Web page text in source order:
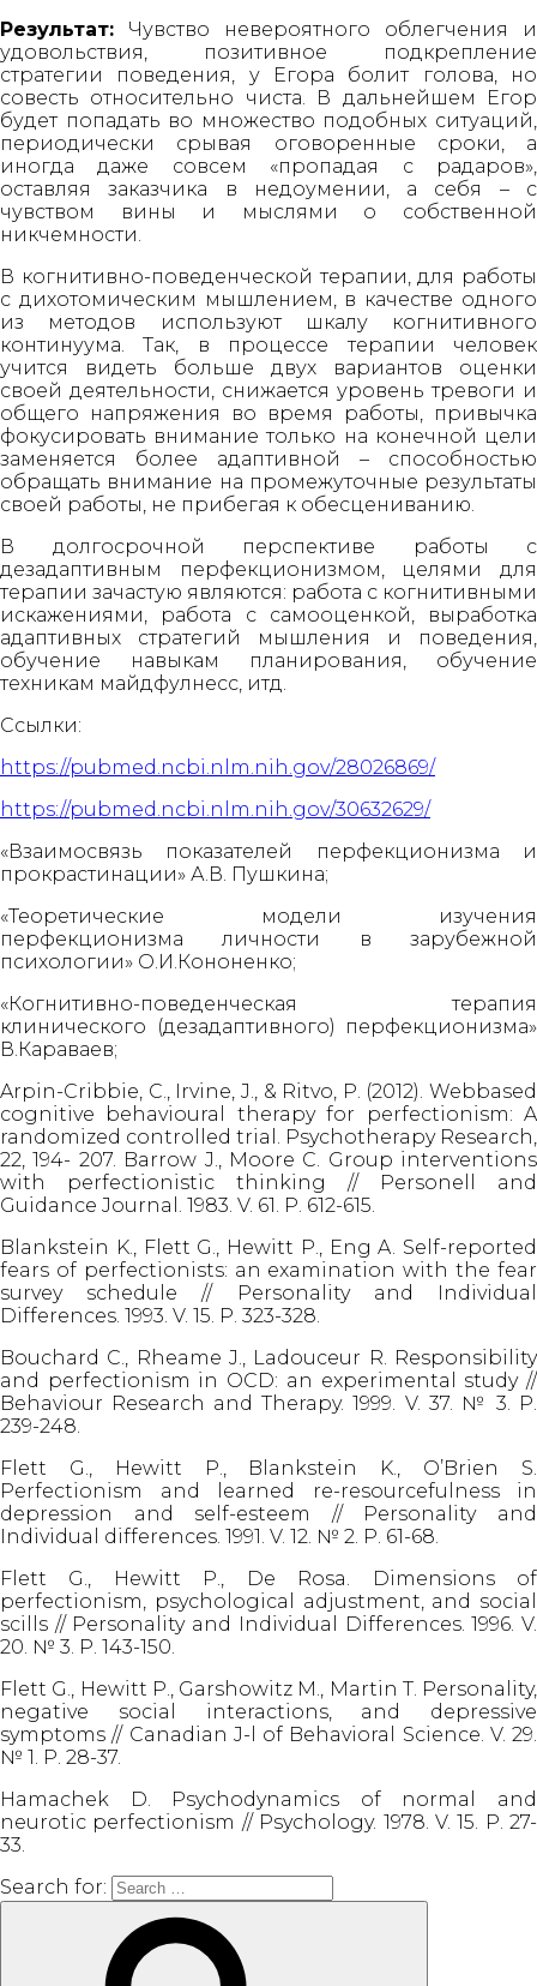
Результат: Чувство невероятного облегчения и
удовольствия, позитивное подкрепление
стратегии поведения, у Егора болит голова, но
совесть относительно чиста. В дальнейшем Егор
будет попадать во множество подобных ситуаций,
периодически срывая оговоренные сроки, а
иногда даже совсем «пропадая с радаров»,
оставляя заказчика в недоумении, а себя – с
чувством вины и мыслями о собственной
никчемности.
В когнитивно-поведенческой терапии, для работы
с дихотомическим мышлением, в качестве одного
из методов используют шкалу когнитивного
континуума. Так, в процессе терапии человек
учится видеть больше двух вариантов оценки
своей деятельности, снижается уровень тревоги и
общего напряжения во время работы, привычка
фокусировать внимание только на конечной цели
заменяется более адаптивной – способностью
обращать внимание на промежуточные результаты
своей работы, не прибегая к обесцениванию.
В долгосрочной перспективе работы с
дезадаптивным перфекционизмом, целями для
терапии зачастую являются: работа с когнитивными
искажениями, работа с самооценкой, выработка
адаптивных стратегий мышления и поведения,
обучение навыкам планирования, обучение
техникам майдфулнесс, итд.
Ссылки:
https://pubmed.ncbi.nlm.nih.gov/28026869/
https://pubmed.ncbi.nlm.nih.gov/30632629/
«Взаимосвязь показателей перфекционизма и
прокрастинации» А.В. Пушкина;
«Теоретические модели изучения
перфекционизма личности в зарубежной
психологии» О.И.Кононенко;
«Когнитивно-поведенческая терапия
клинического (дезадаптивного) перфекционизма»
В.Караваев;
Arpin-Cribbie, C., Irvine, J., & Ritvo, P. (2012). Webbased
cognitive behavioural therapy for perfectionism: A
randomized controlled trial. Psychotherapy Research,
22, 194- 207. Barrow J., Moore C. Group interventions
with perfectionistic thinking // Personell and
Guidance Journal. 1983. V. 61. Р. 612-615.
Blankstein K., Flett G., Hewitt P., Eng A. Self-reported
fears of perfectionists: an examination with the fear
survey schedule // Personality and Individual
Differences. 1993. V. 15. Р. 323-328.
Bouchard C., Rheame J., Ladouceur R. Responsibility
and perfectionism in OCD: an experimental study //
Behaviour Research and Therapy. 1999. V. 37. № 3. Р.
239-248.
Flett G., Hewitt P., Blankstein K., O’Brien S.
Perfectionism and learned re-resourcefulness in
depression and self-esteem // Personality and
Individual differences. 1991. V. 12. № 2. Р. 61-68.
Flett G., Hewitt P., De Rosa. Dimensions of
perfectionism, psychological adjustment, and social
scills // Personality and Individual Differences. 1996. V.
20. № 3. P. 143-150.
Flett G., Hewitt P., Garshowitz M., Martin T. Personality,
negative social interactions, and depressive
symptoms // Canadian J-l of Behavioral Science. V. 29.
№ 1. P. 28-37.
Hamachek D. Psychodynamics of normal and
neurotic perfectionism // Psychology. 1978. V. 15. Р. 27-
33.
Search for: